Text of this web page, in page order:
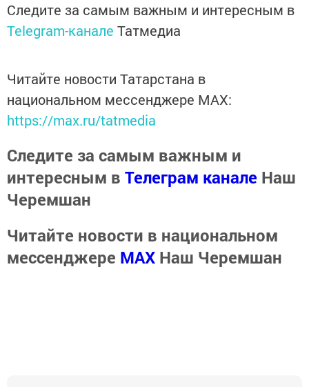
Следите за самым важным и интересным в
Telegram-канале Татмедиа
Читайте новости Татарстана в
национальном мессенджере MАХ:
https://max.ru/tatmedia
Следите за самым важным и
интересным в Телеграм канале Наш
Черемшан
Читайте новости в национальном
мессенджере MАХ Наш Черемшан